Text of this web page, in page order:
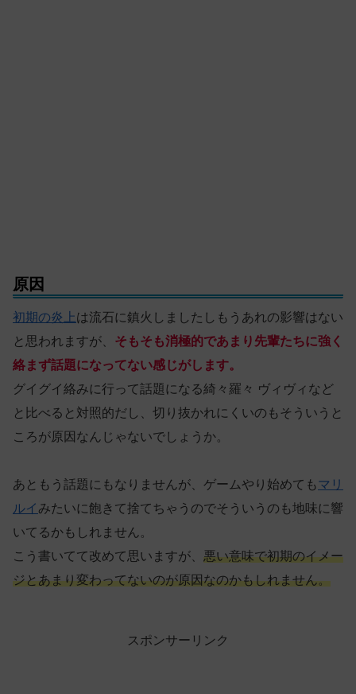
原因
初期の炎上は流石に鎮火しましたしもうあれの影響はない
と思われますが、 そもそも消極的であまり先輩たちに強く
絡まず話題になってない感じがします。
グイグイ絡みに行って話題になる綺々羅々 ヴィヴィなど
と比べると対照的だし、切り抜かれにくいのもそういうと
ころが原因なんじゃないでしょうか。
あともう話題にもなりませんが、ゲームやり始めてもマリ
ルイ みたいに飽きて捨てちゃうのでそういうのも地味に響
いてるかもしれません。
こう書いてて改めて思いますが、 悪い意味で初期のイメー
ジとあまり変わってないのが原因なのかもしれません。
スポンサーリンク